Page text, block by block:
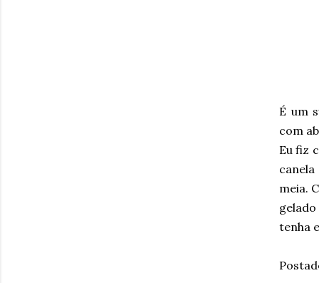
É um
com
Eu fiz
meia.
tenha